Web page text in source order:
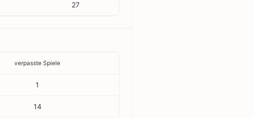
27
verpasste Spiele
1
14